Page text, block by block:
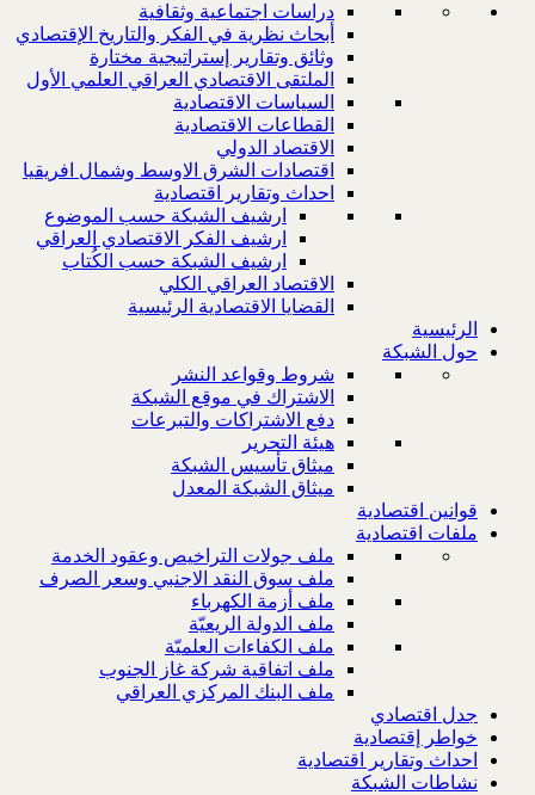
دراسات اجتماعية وثقافية
أبحاث نظرية في الفكر والتاريخ الإقتصادي
وثائق وتقارير إستراتيجية مختارة
الملتقى الاقتصادي العراقي العلمي الأول
السياسات الاقتصادية
القطاعات الاقتصادية
الاقتصاد الدولي
اقتصادات الشرق الاوسط وشمال افريقيا
احداث وتقارير اقتصادية
ارشيف الشبكة حسب الموضوع
ارشيف الفكر الاقتصادي العراقي
ارشيف الشبكة حسب الكُتاب
الاقتصاد العراقي الكلي
القضايا الاقتصادية الرئيسية
الرئيسية
حول الشبكة
شروط وقواعد النشر
الاشتراك في موقع الشبكة
دفع الاشتراكات والتبرعات
هيئة التحرير
ميثاق تأسيس الشبكة
ميثاق الشبكة المعدل
قوانين اقتصادية
ملفات اقتصادية
ملف جولات التراخيص وعقود الخدمة
ملف سوق النقد الاجنبي وسعر الصرف
ملف أزمة الكهرباء
ملف الدولة الريعيّة
ملف الكفاءات العلميّة
ملف اتفاقية شركة غاز الجنوب
ملف البنك المركزي العراقي
جدل اقتصادي
خواطر إقتصادية
احداث وتقارير اقتصادية
نشاطات الشبكة